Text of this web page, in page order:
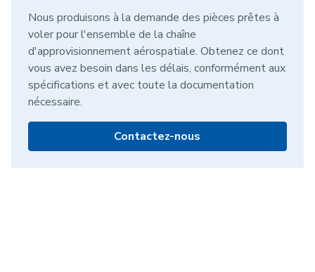
Nous produisons à la demande des pièces prêtes à
voler pour l'ensemble de la chaîne
d'approvisionnement aérospatiale. Obtenez ce dont
vous avez besoin dans les délais, conformément aux
spécifications et avec toute la documentation
nécessaire.
Contactez-nous